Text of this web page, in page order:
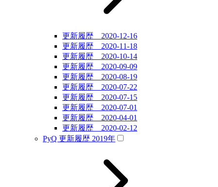
更新履歴 2020-12-16
更新履歴 2020-11-18
更新履歴 2020-10-14
更新履歴 2020-09-09
更新履歴 2020-08-19
更新履歴 2020-07-22
更新履歴 2020-07-15
更新履歴 2020-07-01
更新履歴 2020-04-01
更新履歴 2020-02-12
PyQ 更新履歴 2019年